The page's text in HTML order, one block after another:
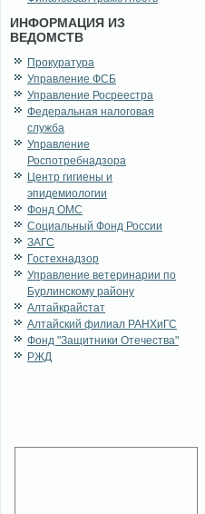
ИНФОРМАЦИЯ ИЗ
ВЕДОМСТВ
Прокуратура
Управление ФСБ
Управление Росреестра
Федеральная налоговая
служба
Управление
Роспотребнадзора
Центр гигиены и
эпидемиологии
Фонд ОМС
Социальный Фонд России
ЗАГС
Гостехнадзор
Управление ветеринарии по
Бурлинскому району
Алтайкрайстат
Алтайский филиал РАНХиГС
Фонд "Защитники Отечества"
РЖД